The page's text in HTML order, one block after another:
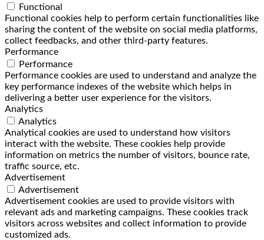
Functional
Functional cookies help to perform certain functionalities like
sharing the content of the website on social media platforms,
collect feedbacks, and other third-party features.
Performance
Performance
Performance cookies are used to understand and analyze the
key performance indexes of the website which helps in
delivering a better user experience for the visitors.
Analytics
Analytics
Analytical cookies are used to understand how visitors
interact with the website. These cookies help provide
information on metrics the number of visitors, bounce rate,
traffic source, etc.
Advertisement
Advertisement
Advertisement cookies are used to provide visitors with
relevant ads and marketing campaigns. These cookies track
visitors across websites and collect information to provide
customized ads.